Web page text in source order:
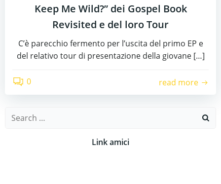
Keep Me Wild?” dei Gospel Book
Revisited e del loro Tour
C’è parecchio fermento per l’uscita del primo EP e
del relativo tour di presentazione della giovane […]
0 read more
Search
Link amici